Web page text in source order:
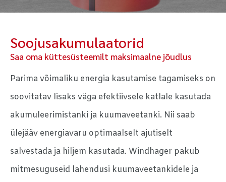
Soojusakumulaatorid
Saa oma küttesüsteemilt maksimaalne jõudlus
Parima võimaliku energia kasutamise tagamiseks on
soovitatav lisaks väga efektiivsele katlale kasutada
akumuleerimistanki ja kuumaveetanki. Nii saab
ülejääv energiavaru optimaalselt ajutiselt
salvestada ja hiljem kasutada. Windhager pakub
mitmesuguseid lahendusi kuumaveetankidele ja